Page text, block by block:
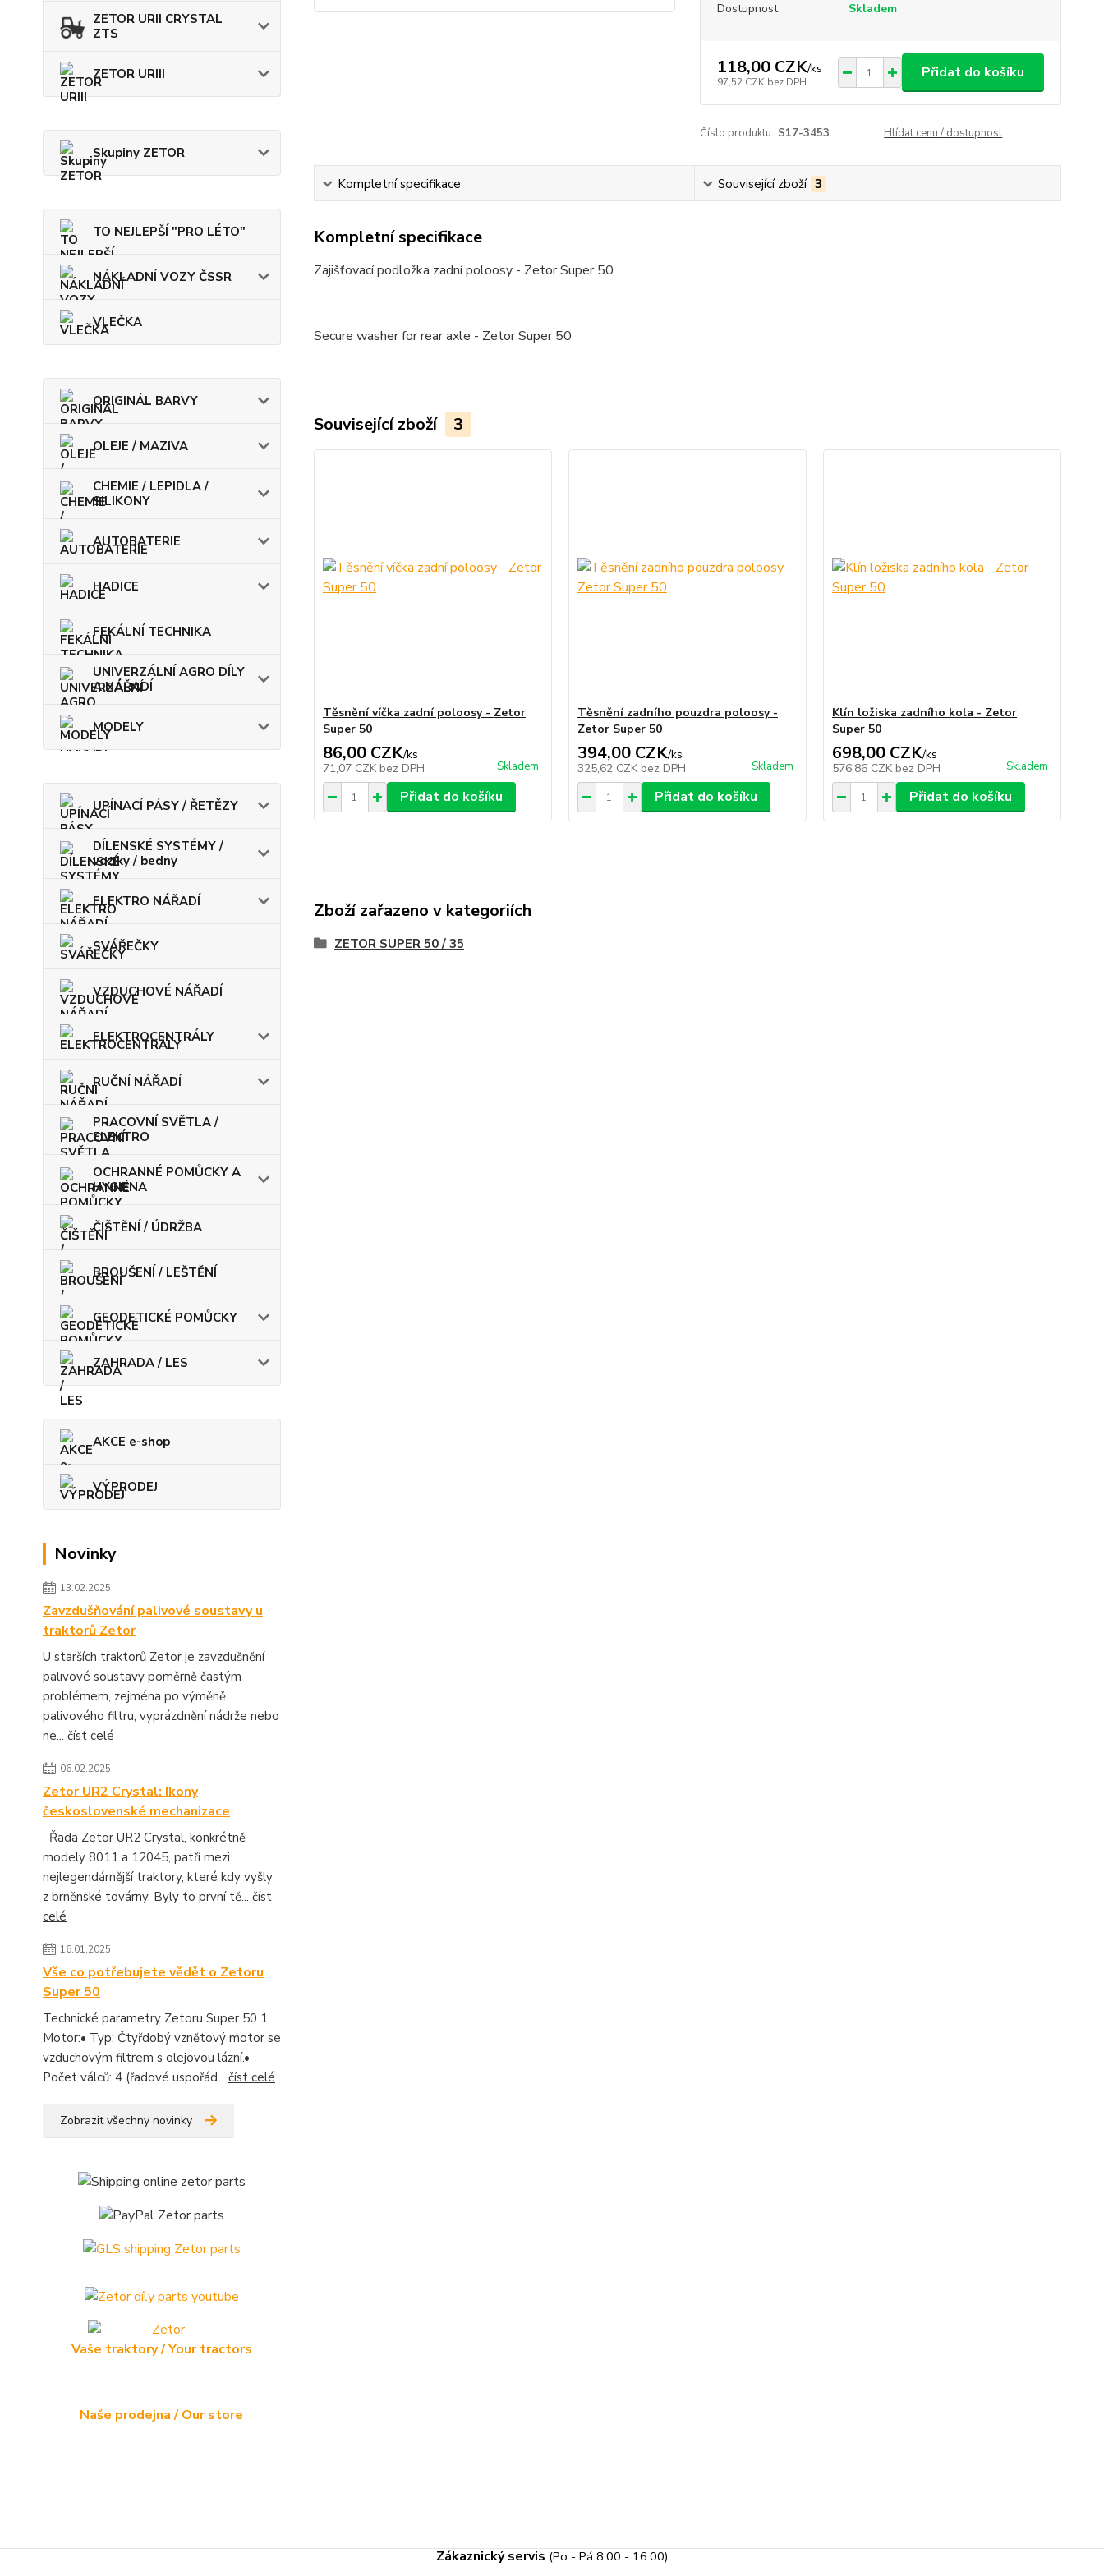
ZETOR URII CRYSTAL
ZTS
ZETOR URIII
Skupiny ZETOR
TO NEJLEPŠÍ "PRO LÉTO"
NÁKLADNÍ VOZY ČSSR
VLEČKA
ORIGINÁL BARVY
OLEJE / MAZIVA
CHEMIE / LEPIDLA /
SILIKONY
AUTOBATERIE
HADICE
FEKÁLNÍ TECHNIKA
UNIVERZÁLNÍ AGRO DÍLY
A NÁŘADÍ
MODELY
UPÍNACÍ PÁSY / ŘETĚZY
DÍLENSKÉ SYSTÉMY /
vozíky / bedny
ELEKTRO NÁŘADÍ
SVÁŘEČKY
VZDUCHOVÉ NÁŘADÍ
ELEKTROCENTRÁLY
RUČNÍ NÁŘADÍ
PRACOVNÍ SVĚTLA /
ELEKTRO
OCHRANNÉ POMŮCKY A
HYGIENA
ČIŠTĚNÍ / ÚDRŽBA
BROUŠENÍ / LEŠTĚNÍ
GEODETICKÉ POMŮCKY
ZAHRADA / LES
AKCE e-shop
VÝPRODEJ
Novinky
13.02.2025
Zavzdušňování palivové soustavy u
traktorů Zetor
U starších traktorů Zetor je zavzdušnění
palivové soustavy poměrně častým
problémem, zejména po výměně
palivového filtru, vyprázdnění nádrže nebo
ne... číst celé
06.02.2025
Zetor UR2 Crystal: Ikony
československé mechanizace
Řada Zetor UR2 Crystal, konkrétně
modely 8011 a 12045, patří mezi
nejlegendárnější traktory, které kdy vyšly
z brněnské továrny. Byly to první tě... číst
celé
16.01.2025
Vše co potřebujete vědět o Zetoru
Super 50
Technické parametry Zetoru Super 50 1.
Motor:• Typ: Čtyřdobý vznětový motor se
vzduchovým filtrem s olejovou lázní.•
Počet válců: 4 (řadové uspořád... číst celé
Zobrazit všechny novinky
Vaše traktory / Your tractors
Naše prodejna / Our store
Dostupnost Skladem
118,00 CZK/ks
97,52 CZK bez DPH
Přidat do košíku
Číslo produktu: S17-3453 Hlídat cenu / dostupnost
Kompletní specifikace Související zboží 3
Kompletní specifikace
Zajišťovací podložka zadní poloosy - Zetor Super 50
Secure washer for rear axle - Zetor Super 50
Související zboží 3
Těsnění víčka zadní poloosy - Zetor
Super 50
86,00 CZK/ks
71,07 CZK bez DPH Skladem
Přidat do košíku
Těsnění zadního pouzdra poloosy -
Zetor Super 50
394,00 CZK/ks
325,62 CZK bez DPH Skladem
Přidat do košíku
Klín ložiska zadního kola - Zetor
Super 50
698,00 CZK/ks
576,86 CZK bez DPH Skladem
Přidat do košíku
Zboží zařazeno v kategoriích
ZETOR SUPER 50 / 35
Zákaznický servis (Po - Pá 8:00 - 16:00)